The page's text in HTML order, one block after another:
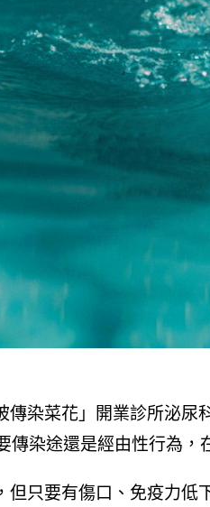
染菜花」開業診所泌
染途還是經由性行為，
只要有傷口、免疫力